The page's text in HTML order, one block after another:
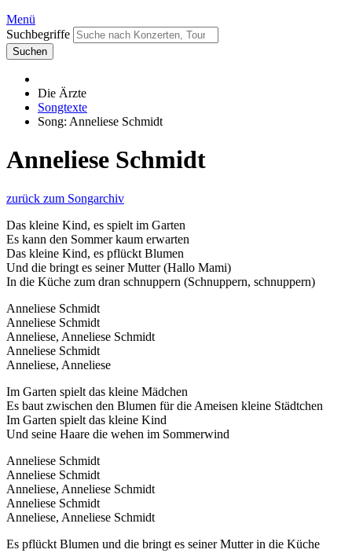
Menü
Suchbegriffe
Suchen
Die Ärzte
Songtexte
Song: Anneliese Schmidt
Anneliese Schmidt
zurück zum Songarchiv
Das kleine Kind, es spielt im Garten
Es kann den Sommer kaum erwarten
Das kleine Kind, es pflückt Blumen
Und die bringt es seiner Mutter (Hallo Mami)
In die Küche zum dran schnuppern (Schnuppern, schnuppern)
Anneliese Schmidt
Anneliese Schmidt
Anneliese, Anneliese Schmidt
Anneliese Schmidt
Anneliese, Anneliese
Im Garten spielt das kleine Mädchen
Es baut zwischen den Blumen für die Ameisen kleine Städtchen
Im Garten spielt das kleine Kind
Und seine Haare die wehen im Sommerwind
Anneliese Schmidt
Anneliese Schmidt
Anneliese, Anneliese Schmidt
Anneliese Schmidt
Anneliese, Anneliese Schmidt
Es pflückt Blumen und die bringt es seiner Mutter in die Küche